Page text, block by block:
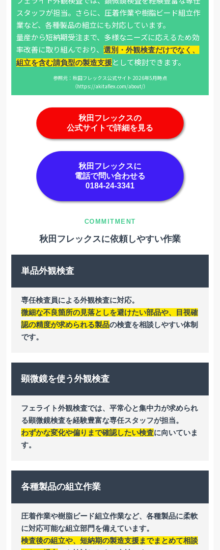
スタッフが担当。さらに、圧着作業や樹脂ビード組立作
業など、各種製品の組立にも対応しています。
量産から短納期受注まで、多様なニーズに応えるため効
率改善に取り組んでおり、選別・外観検査だけでなく、
組立を含む請負型の製造支援として検討できます。
参照元：秋田フレックス公式サイト 2026年5月時点
（https://akitaflex.com/about/）
秋田フレックスの
公式サイトで詳細を見る
秋田フレックスに
電話で問い合わせる
0184-24-3341
秋田フレックスに依頼しやすい作業
単品外観検査
専任検査員による外観検査に対応。
微細な不良箇所の見落としを避けたい部品や、目視確
認の精度が求められる製品の検査を相談しやすい体制
です。
顕微鏡を使う外観検査
フェライト外観検査では、平常心と集中力が求められ
る顕微鏡検査を経験豊富な専任スタッフが担当。
わずかな変化や偏りまで確認したい検査に向いていま
す。
各種製品の組立作業
圧着作業や樹脂ビード組立作業など、各種製品に柔軟
に対応可能な組立部門を備えています。
検査後の組立や、短納期の製造支援までまとめて相談